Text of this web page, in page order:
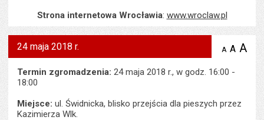
Strona internetowa Wrocławia: www.wroclaw.pl
24 maja 2018 r. A zmniejsz
A A
Termin zgromadzenia: 24 maja 2018 r., w godz. 16:00 -
18:00
Miejsce: ul. Świdnicka, blisko przejścia dla pieszych przez
Kazimierza Wlk.